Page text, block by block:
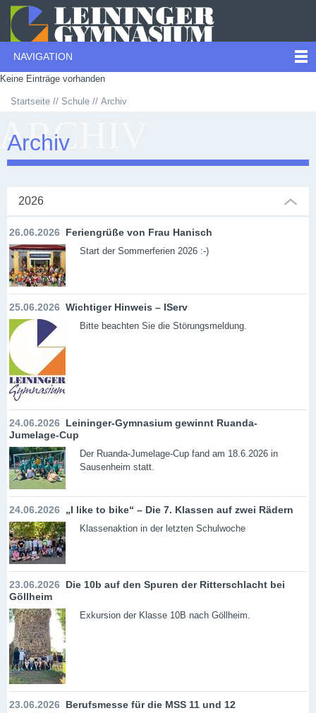
NAVIGATION
Keine Einträge vorhanden
Startseite Schule Archiv
Archiv
2026
26.06.2026 Feriengrüße von Frau Hanisch
Start der Sommerferien 2026 :-)
25.06.2026 Wichtiger Hinweis – IServ
Bitte beachten Sie die Störungsmeldung.
24.06.2026 Leininger-Gymnasium gewinnt Ruanda-
Jumelage-Cup
Der Ruanda-Jumelage-Cup fand am 18.6.2026 in
Sausenheim statt.
24.06.2026 „I like to bike“ – Die 7. Klassen auf zwei Rädern
Klassenaktion in der letzten Schulwoche
23.06.2026 Die 10b auf den Spuren der Ritterschlacht bei
Göllheim
Exkursion der Klasse 10B nach Göllheim.
23.06.2026 Berufsmesse für die MSS 11 und 12